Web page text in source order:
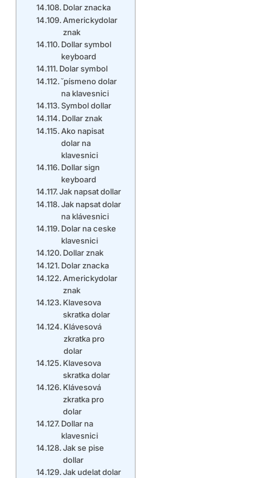
Dolar znacka
Americkydolar
znak
Dollar symbol
keyboard
Dolar symbol
˘písmeno dolar
na klavesnici
Symbol dollar
Dollar znak
Ako napisat
dolar na
klavesnici
Dollar sign
keyboard
Jak napsat dollar
Jak napsat dolar
na klávesnici
Dolar na ceske
klavesnici
Dollar znak
Dolar znacka
Americkydolar
znak
Klavesova
skratka dolar
Klávesová
zkratka pro
dolar
Klavesova
skratka dolar
Klávesová
zkratka pro
dolar
Dollar na
klavesnici
Jak se pise
dollar
Jak udelat dolar